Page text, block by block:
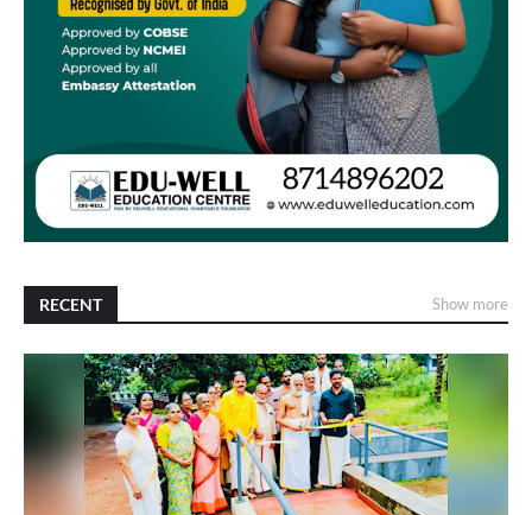
RECENT Show more